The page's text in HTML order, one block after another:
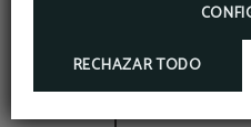
RECHAZAR TODO
Canoa